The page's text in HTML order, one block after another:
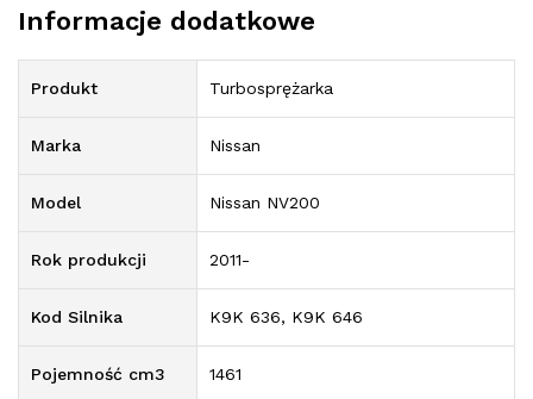
Informacje dodatkowe
Produkt Turbosprężarka
Marka Nissan
Model Nissan NV200
Rok produkcji 2011-
Kod Silnika K9K 636, K9K 646
Pojemność cm3 1461